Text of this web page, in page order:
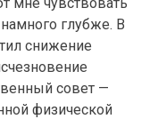
глубже. В
снижение
совет —
физической